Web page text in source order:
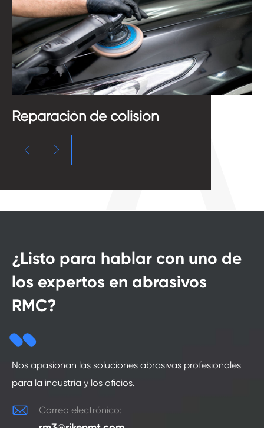
Reparación de colisión
 
¿Listo para hablar con uno de
los expertos en abrasivos
RMC?
Nos apasionan las soluciones abrasivas profesionales
para la industria y los oficios.
 Correo electrónico: